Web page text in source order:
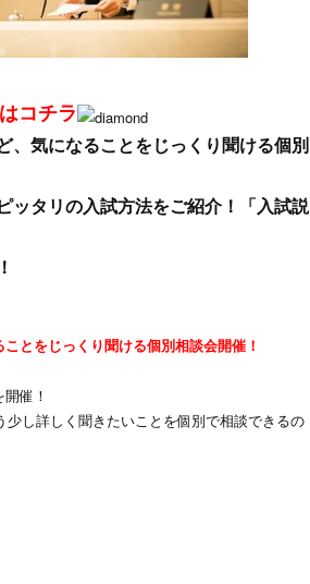
コチラ
気になることをじっくり聞ける個別
ッタリの入試方法をご紹介！
「入試説
とをじっくり聞ける個別相談会開催！
催！
し詳しく聞きたいことを個別で相談できるの